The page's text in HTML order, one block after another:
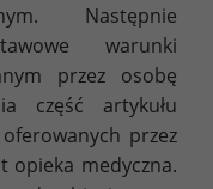
Następnie
warunki
przez osobę
część artykułu
przez
opieka medyczna.